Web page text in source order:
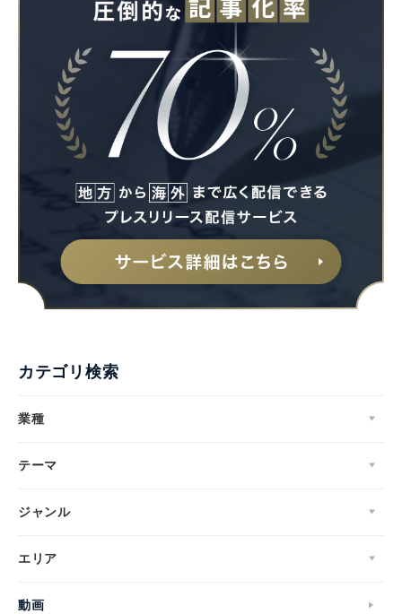
カテゴリ検索
業種
テーマ
ジャンル
エリア
動画